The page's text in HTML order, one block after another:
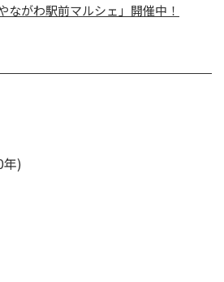
ながわ駅前マルシェ」開催中！
年)